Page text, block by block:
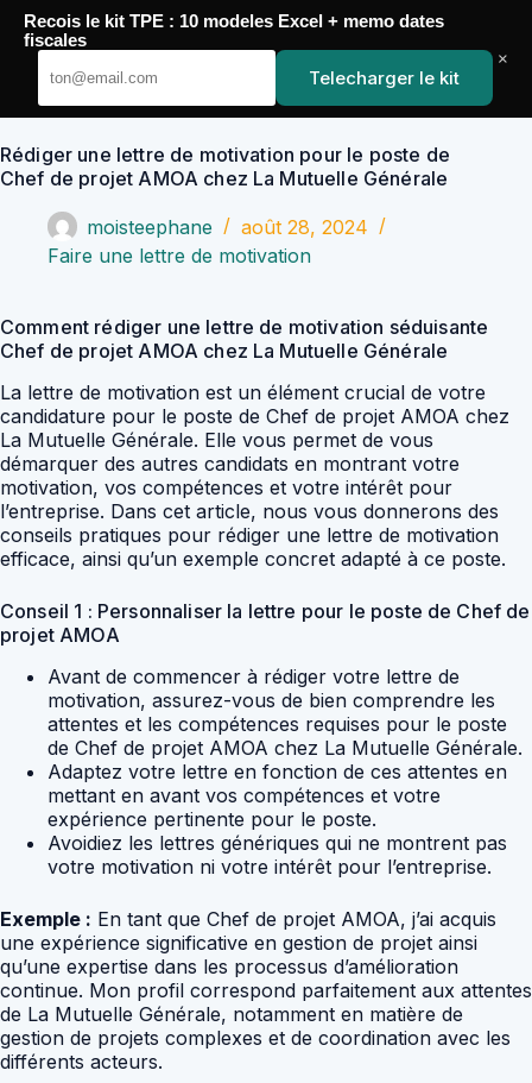
Passer
contenu
YoupiJobs
Rédiger une lettre de motivation pour le poste de
Chef de projet AMOA chez La Mutuelle Générale
moisteephane
août 28, 2024
Faire une lettre de motivation
Comment rédiger une lettre de motivation séduisante
Chef de projet AMOA chez La Mutuelle Générale
La lettre de motivation est un élément crucial de votre
candidature pour le poste de Chef de projet AMOA chez
La Mutuelle Générale. Elle vous permet de vous
démarquer des autres candidats en montrant votre
motivation, vos compétences et votre intérêt pour
l’entreprise. Dans cet article, nous vous donnerons des
conseils pratiques pour rédiger une lettre de motivation
efficace, ainsi qu’un exemple concret adapté à ce poste.
Conseil 1 : Personnaliser la lettre pour le poste de Chef de
projet AMOA
Avant de commencer à rédiger votre lettre de
motivation, assurez-vous de bien comprendre les
attentes et les compétences requises pour le poste
de Chef de projet AMOA chez La Mutuelle Générale.
Adaptez votre lettre en fonction de ces attentes en
mettant en avant vos compétences et votre
expérience pertinente pour le poste.
Avoidiez les lettres génériques qui ne montrent pas
votre motivation ni votre intérêt pour l’entreprise.
Exemple : En tant que Chef de projet AMOA, j’ai acquis
une expérience significative en gestion de projet ainsi
qu’une expertise dans les processus d’amélioration
continue. Mon profil correspond parfaitement aux attentes
de La Mutuelle Générale, notamment en matière de
gestion de projets complexes et de coordination avec les
différents acteurs.
Recois le kit TPE : 10 modeles Excel + memo dates
fiscales
Telecharger le kit
×